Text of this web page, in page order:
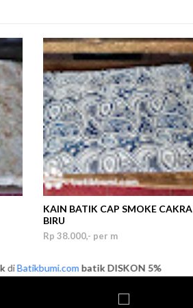
KAIN BATIK CAP SMOKE CAKRA
BIRU
Rp 38.000,- per m
batikDISKON 5%